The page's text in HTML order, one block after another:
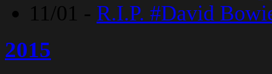
11/01 - R.I.P. #David
2015